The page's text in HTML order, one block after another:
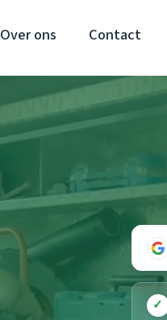
Over ons Contact
✓